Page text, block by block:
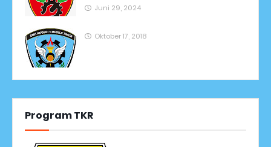
Juni 29, 2024
Oktober 17, 2018
Program TKR